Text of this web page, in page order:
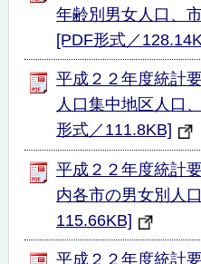
年齢別男女人口、
[PDF形式／
平成２２年度統計
人口集中地区人口
形式／111.8KB]
平成２２年度統計
内各市の男女別人
115.66KB]
平成２２年度統計